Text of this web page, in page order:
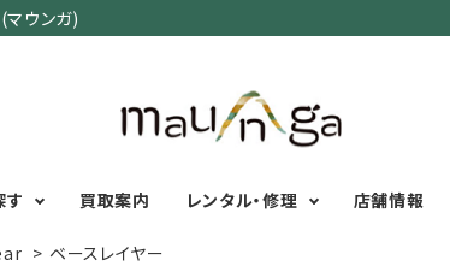
ウンガ)
す 買取案内 レンタル・修理 店舗情報
> ベースレイヤー